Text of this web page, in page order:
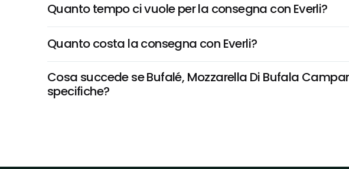
Quanto tempo ci vuole per la consegna con Everli?
Quanto costa la consegna con Everli?
Cosa succede se Bufalé, Mozzarella Di Bufala
specifiche?